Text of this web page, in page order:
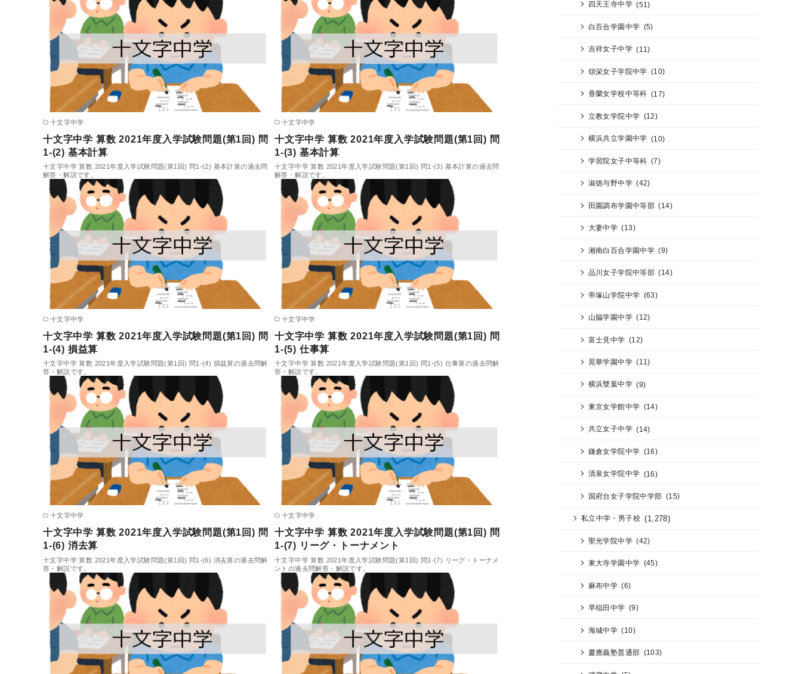
十文字中学
十文字中学 算数 2021年度入学試験問題(第1回) 問
1-(2) 基本計算
十文字中学 算数 2021年度入学試験問題(第1回) 問1-(2) 基本計算の過去問
解答・解説です。
十文字中学
十文字中学 算数 2021年度入学試験問題(第1回) 問
1-(3) 基本計算
十文字中学 算数 2021年度入学試験問題(第1回) 問1-(3) 基本計算の過去問
解答・解説です。
十文字中学
十文字中学 算数 2021年度入学試験問題(第1回) 問
1-(4) 損益算
十文字中学 算数 2021年度入学試験問題(第1回) 問1-(4) 損益算の過去問解
答・解説です。
十文字中学
十文字中学 算数 2021年度入学試験問題(第1回) 問
1-(5) 仕事算
十文字中学 算数 2021年度入学試験問題(第1回) 問1-(5) 仕事算の過去問解
答・解説です。
十文字中学
十文字中学 算数 2021年度入学試験問題(第1回) 問
1-(6) 消去算
十文字中学 算数 2021年度入学試験問題(第1回) 問1-(6) 消去算の過去問解
答・解説です。
十文字中学
十文字中学 算数 2021年度入学試験問題(第1回) 問
1-(7) リーグ・トーナメント
十文字中学 算数 2021年度入学試験問題(第1回) 問1-(7) リーグ・トーナメ
ントの過去問解答・解説です。
四天王寺中学 (51)
白百合学園中学 (5)
吉祥女子中学 (11)
頌栄女子学院中学 (10)
香蘭女学校中等科 (17)
立教女学院中学 (12)
横浜共立学園中学 (10)
学習院女子中等科 (7)
淑徳与野中学 (42)
田園調布学園中等部 (14)
大妻中学 (13)
湘南白百合学園中学 (9)
品川女子学院中等部 (14)
帝塚山学院中学 (63)
山脇学園中学 (12)
富士見中学 (12)
晃華学園中学 (11)
横浜雙葉中学 (9)
東京女学館中学 (14)
共立女子中学 (14)
鎌倉女学院中学 (16)
清泉女学院中学 (16)
国府台女子学院中学部 (15)
私立中学・男子校 (1,278)
聖光学院中学 (42)
東大寺学園中学 (45)
麻布中学 (6)
早稲田中学 (9)
海城中学 (10)
慶應義塾普通部 (103)